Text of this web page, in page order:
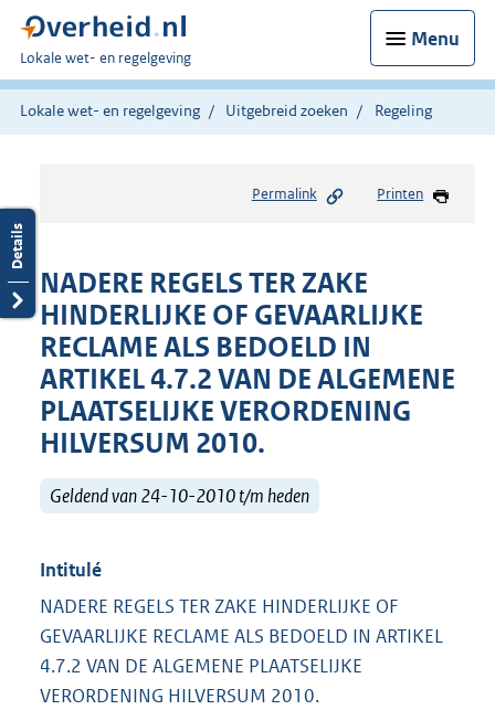
Menu
U
bent
hier:
Lokale wet- en regelgeving
Lokale wet- en regelgeving Uitgebreid zoeken Regeling
Permalink Printen
NADERE REGELS TER ZAKE
HINDERLIJKE OF GEVAARLIJKE
RECLAME ALS BEDOELD IN
ARTIKEL 4.7.2 VAN DE ALGEMENE
PLAATSELIJKE VERORDENING
HILVERSUM 2010.
Geldend van 24-10-2010 t/m heden
Intitulé
NADERE REGELS TER ZAKE HINDERLIJKE OF
GEVAARLIJKE RECLAME ALS BEDOELD IN ARTIKEL
4.7.2 VAN DE ALGEMENE PLAATSELIJKE
VERORDENING HILVERSUM 2010.